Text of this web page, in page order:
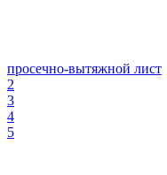
просечно-вытяжной лист
2
3
4
5